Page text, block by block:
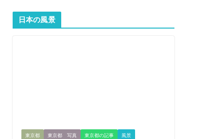
日本の風景
東京都 東京都 写真 東京都の記事 風景